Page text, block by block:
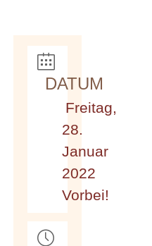
DATUM
Freitag,
28.
Januar
2022
Vorbei!